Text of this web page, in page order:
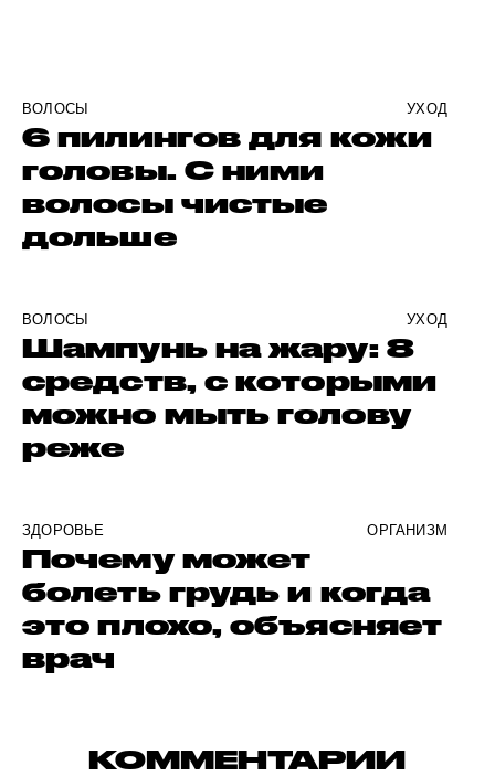
ВОЛОСЫ УХОД
6 пилингов для кожи
головы. С ними
волосы чистые
дольше
ВОЛОСЫ УХОД
Шампунь на жару: 8
средств, с которыми
можно мыть голову
реже
ЗДОРОВЬЕ ОРГАНИЗМ
Почему может
болеть грудь и когда
это плохо, объясняет
врач
КОММЕНТАРИИ